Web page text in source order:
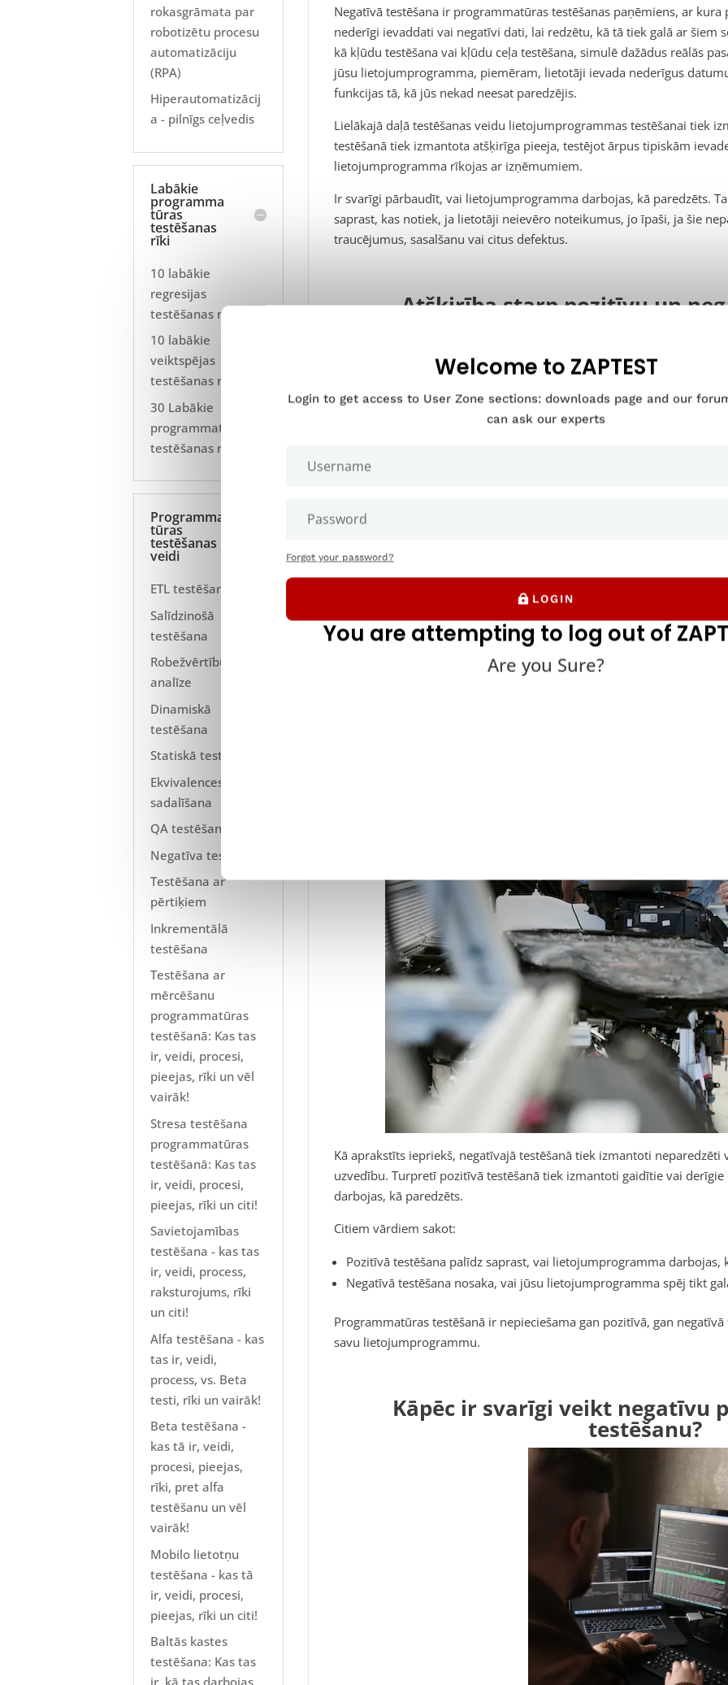
Negatīvā testēšana ir programmatūras testēšanas paņēmiens, ar
nederīgi ievaddati vai negatīvi dati, lai redzētu, kā tā tiek galā ar šiem
kā kļūdu testēšana vai kļūdu ceļa testēšana, simulē dažādus reālās
jūsu lietojumprogramma, piemēram, lietotāji ievada nederīgus
funkcijas tā, kā jūs nekad neesat paredzējis.
Lielākajā daļā testēšanas veidu lietojumprogrammas testēšanai tiek
testēšanā tiek izmantota atšķirīga pieeja, testējot ārpus tipiskām
lietojumprogramma rīkojas ar izņēmumiem.
Ir svarīgi pārbaudīt, vai lietojumprogramma darbojas, kā paredzēts.
saprast, kas notiek, ja lietotāji neievēro noteikumus, jo īpaši, ja šie
traucējumus, sasalšanu vai citus defektus.
Atšķirība starp pozitīvu un
Kā aprakstīts iepriekš, negatīvajā testēšanā tiek izmantoti
uzvedību. Turpretī pozitīvā testēšanā tiek izmantoti gaidītie vai
darbojas, kā paredzēts.
Citiem vārdiem sakot:
Pozitīvā testēšana palīdz saprast, vai lietojumprogramma darbojas,
Negatīvā testēšana nosaka, vai jūsu lietojumprogramma spēj tikt
Programmatūras testēšanā ir nepieciešama gan pozitīvā, gan
savu lietojumprogrammu.
Kāpēc ir svarīgi veikt negatīvu
testēšanu?
rokasgrāmata par
robotizētu procesu
automatizāciju
(RPA)
Hiperautomatizācij
a - pilnīgs ceļvedis
Labākie
programma
tūras
testēšanas
rīki
10 labākie
regresijas
testēšanas rīki
10 labākie
veiktspējas
testēšanas rīki
30 Labākie
programmatūras
testēšanas rīki
Programma
tūras
testēšanas
veidi
ETL testēšana
Salīdzinošā
testēšana
Robežvērtību
analīze
Dinamiskā
testēšana
Statiskā testēšana
Ekvivalences klases
sadalīšana
QA testēšana
Negatīva testēšana
Testēšana ar
pērtiķiem
Inkrementālā
testēšana
Testēšana ar
mērcēšanu
programmatūras
testēšanā: Kas tas
ir, veidi, procesi,
pieejas, rīki un vēl
vairāk!
Stresa testēšana
programmatūras
testēšanā: Kas tas
ir, veidi, procesi,
pieejas, rīki un citi!
Savietojamības
testēšana - kas tas
ir, veidi, process,
raksturojums, rīki
un citi!
Alfa testēšana - kas
tas ir, veidi,
process, vs. Beta
testi, rīki un vairāk!
Beta testēšana -
kas tā ir, veidi,
procesi, pieejas,
rīki, pret alfa
testēšanu un vēl
vairāk!
Mobilo lietotņu
testēšana - kas tā
ir, veidi, procesi,
pieejas, rīki un citi!
Baltās kastes
testēšana: Kas tas
ir, kā tas darbojas,
Welcome to ZAPTEST
Login to get access to User Zone sections: downloads page and our
can ask our experts
Forgot your password?
LOGIN
You are attempting to log out of
Are you Sure?